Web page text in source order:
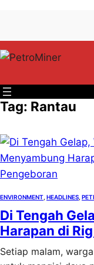
konten
content
Tag: Rantau
ENVIRONMENT HEADLINES
Di Tengah
Harapan di
Setiap malam,